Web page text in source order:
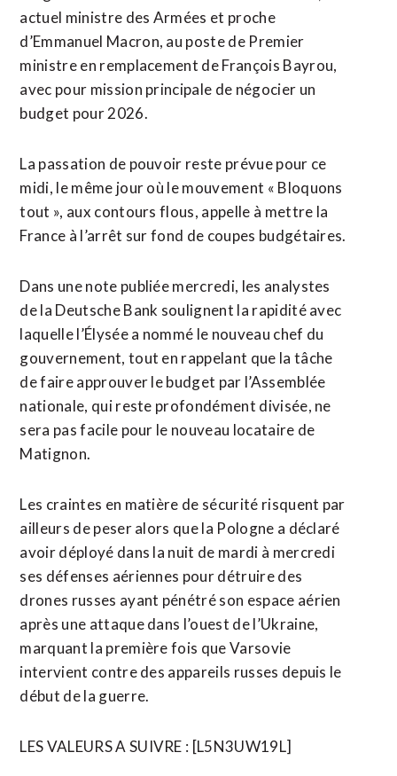
actuel ministre des Armées et proche
d’Emmanuel Macron, au poste de Premier
ministre en remplacement de François Bayrou,
avec pour mission principale de négocier un
budget pour 2026.
La passation de pouvoir reste prévue pour ce
midi, le même jour où le mouvement « Bloquons
tout », aux contours flous, appelle à mettre la
France à l’arrêt sur fond de coupes budgétaires.
Dans une note publiée mercredi, les analystes
de la Deutsche Bank soulignent la rapidité avec
laquelle l’Élysée a nommé le nouveau chef du
gouvernement, tout en rappelant que la tâche
de faire approuver le budget par l’Assemblée
nationale, qui reste profondément divisée, ne
sera pas facile pour le nouveau locataire de
Matignon.
Les craintes en matière de sécurité risquent par
ailleurs de peser alors que la Pologne a déclaré
avoir déployé dans la nuit de mardi à mercredi
ses défenses aériennes pour détruire des
drones russes ayant pénétré son espace aérien
après une attaque dans l’ouest de l’Ukraine,
marquant la première fois que Varsovie
intervient contre des appareils russes depuis le
début de la guerre.
LES VALEURS A SUIVRE : [L5N3UW19L]